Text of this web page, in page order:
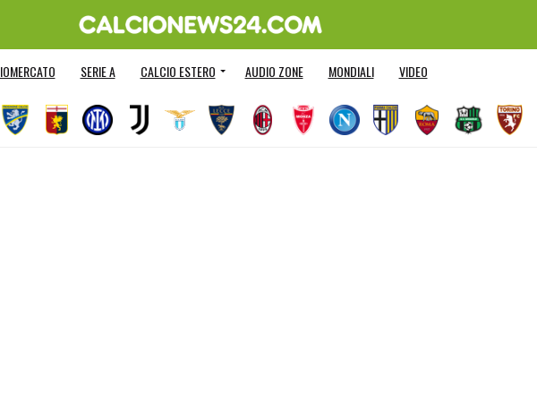
SERIE A CALCIO ESTERO AUDIO ZONE MONDIALI VIDEO